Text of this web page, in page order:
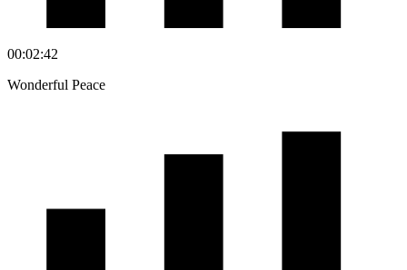
00:02:42
Wonderful Peace